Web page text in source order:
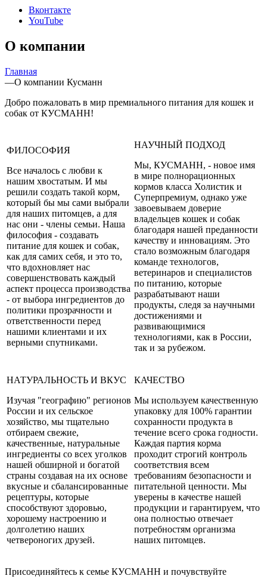
Вконтакте
YouTube
О компании
Главная
—О компании Кусманн
Добро пожаловать в мир премиального питания для кошек и
собак от КУСМАНН!
ФИЛОСОФИЯ
Все началось с любви к
нашим хвостатым. И мы
решили создать такой корм,
который бы мы сами выбрали
для наших питомцев, а для
нас они - члены семьи. Наша
философия - создавать
питание для кошек и собак,
как для самих себя, и это то,
что вдохновляет нас
совершенствовать каждый
аспект процесса производства
- от выбора ингредиентов до
политики прозрачности и
ответственности перед
нашими клиентами и их
верными спутниками.
НАУЧНЫЙ ПОДХОД
Мы, КУСМАНН, - новое имя
в мире полнорационных
кормов класса Холистик и
Суперпремиум, однако уже
завоевываем доверие
владельцев кошек и собак
благодаря нашей преданности
качеству и инновациям. Это
стало возможным благодаря
команде технологов,
ветеринаров и специалистов
по питанию, которые
разрабатывают наши
продукты, следя за научными
достижениями и
развивающимися
технологиями, как в России,
так и за рубежом.
НАТУРАЛЬНОСТЬ И ВКУС
Изучая "географию" регионов
России и их сельское
хозяйство, мы тщательно
отбираем свежие,
качественные, натуральные
ингредиенты со всех уголков
нашей обширной и богатой
страны создавая на их основе
вкусные и сбалансированные
рецептуры, которые
способствуют здоровью,
хорошему настроению и
долголетию наших
четвероногих друзей.
КАЧЕСТВО
Мы используем качественную
упаковку для 100% гарантии
сохранности продукта в
течение всего срока годности.
Каждая партия корма
проходит строгий контроль
соответствия всем
требованиям безопасности и
питательной ценности. Мы
уверены в качестве нашей
продукции и гарантируем, что
она полностью отвечает
потребностям организма
наших питомцев.
Присоединяйтесь к семье КУСМАНН и почувствуйте